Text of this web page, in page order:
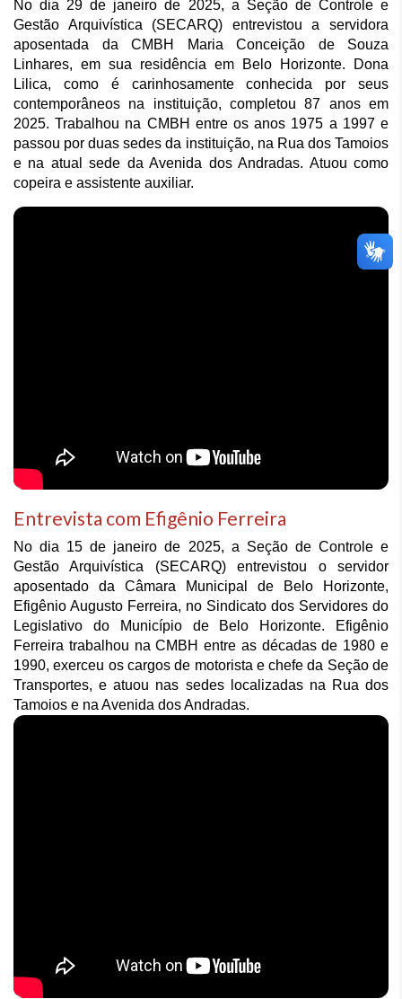
No dia 29 de janeiro de 2025, a Seção de Controle e
Gestão Arquivística (SECARQ) entrevistou a servidora
aposentada da CMBH Maria Conceição de Souza
Linhares, em sua residência em Belo Horizonte. Dona
Lilica, como é carinhosamente conhecida por seus
contemporâneos na instituição, completou 87 anos em
passou por duas sedes da instituição, na Rua dos Tamoios
e na atual sede da Avenida dos Andradas. Atuou como
copeira e assistente auxiliar.
Entrevista com Efigênio Ferreira
No dia 15 de janeiro de 2025, a Seção de Controle e
Gestão Arquivística (SECARQ) entrevistou o servidor
aposentado da Câmara Municipal de Belo Horizonte,
Efigênio Augusto Ferreira, no Sindicato dos Servidores do
Legislativo do Município de Belo Horizonte. Efigênio
Ferreira trabalhou na CMBH entre as décadas de 1980 e
1990, exerceu os cargos de motorista e chefe da Seção de
Transportes, e atuou nas sedes localizadas na Rua dos
Tamoios e na Avenida dos Andradas.